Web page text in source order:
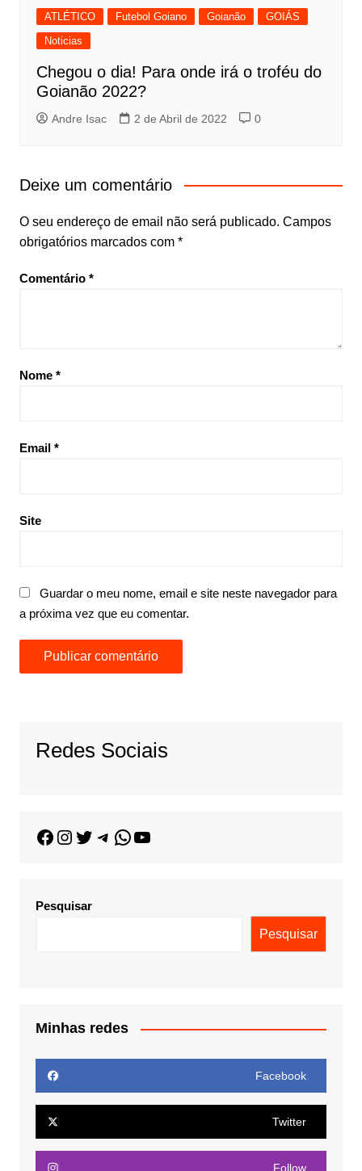
ATLÉTICO Futebol Goiano Goianão
GOIÁS
Noticias
Chegou o dia! Para onde irá o troféu do
Goianão 2022?
Andre Isac 2 de Abril de 2022 0
Deixe um comentário
O seu endereço de email não será publicado. Campos
obrigatórios marcados com *
Comentário *
Nome *
Email *
Site
Guardar o meu nome, email e site neste navegador para
a próxima vez que eu comentar.
Redes Sociais
Pesquisar
Pesquisar
Minhas redes
Facebook
Twitter
Follow